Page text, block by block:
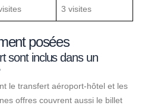
3 visites
posées
sont inclus dans un
le transfert aéroport-hôtel et les
offres couvrent aussi le billet